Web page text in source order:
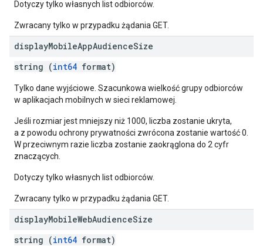
Dotyczy tylko własnych list odbiorców.
Zwracany tylko w przypadku żądania GET.
displayMobileAppAudienceSize
string (int64 format)
Tylko dane wyjściowe. Szacunkowa wielkość grupy odbiorców
w aplikacjach mobilnych w sieci reklamowej.
Jeśli rozmiar jest mniejszy niż 1000, liczba zostanie ukryta,
a z powodu ochrony prywatności zwrócona zostanie wartość 0.
W przeciwnym razie liczba zostanie zaokrąglona do 2 cyfr
znaczących.
Dotyczy tylko własnych list odbiorców.
Zwracany tylko w przypadku żądania GET.
displayMobileWebAudienceSize
string (int64 format)